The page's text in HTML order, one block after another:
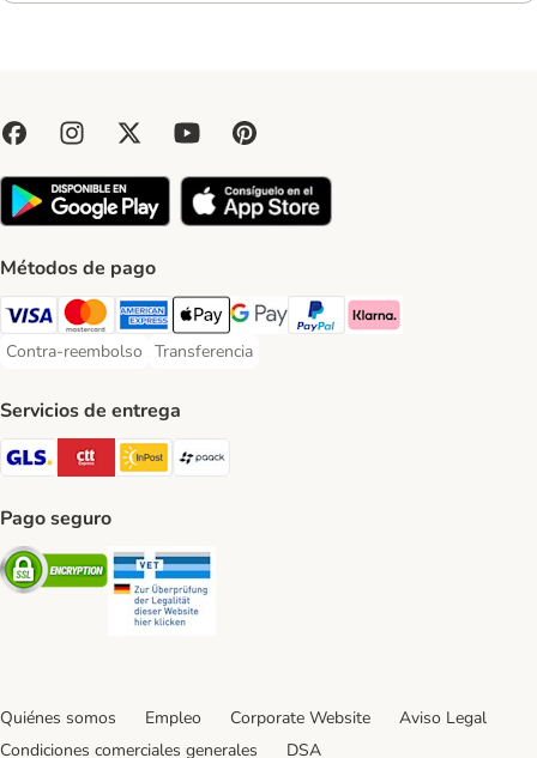
Métodos de pago
Visa Payment Method
Mastercard Payment Method
American Express Payment Method
Apple Pay Payment Method
Google Pay Payment Method
PayPal Payment Method
Klarna Payment Method
Contra-reembolso
Contra-reembolso Payment Method
Transferencia
Transferencia Payment Method
Servicios de entrega
GLS Shipping Method
CTTExpress Shipping Method
InPost Shipping Method
paack Shipping Method
Pago seguro
Security
Quiénes somos Empleo Corporate Website
Aviso Legal
Condiciones comerciales generales
DSA